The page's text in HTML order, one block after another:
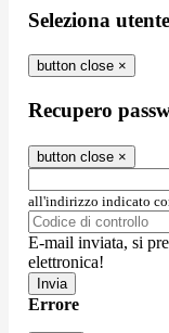
Seleziona utente
button close ×
Recupero
button close ×
all'indirizzo indicato
E-mail inviata, si
elettronica!
Errore